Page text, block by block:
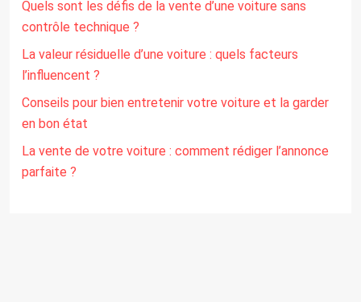
Quels sont les défis de la vente d’une voiture sans
contrôle technique ?
La valeur résiduelle d’une voiture : quels facteurs
l’influencent ?
Conseils pour bien entretenir votre voiture et la garder
en bon état
La vente de votre voiture : comment rédiger l’annonce
parfaite ?